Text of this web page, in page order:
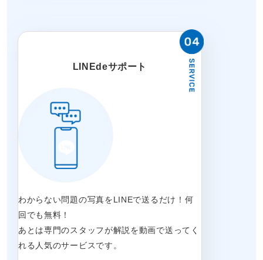
LINEdeサポート
わからない問題の写真をLINEで送るだけ！何
回でも無料！
あとは専門のスタッフが解説を動画で送ってく
れる人気のサービスです。